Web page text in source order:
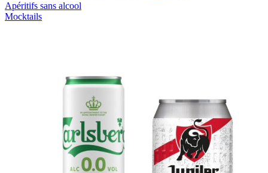
Apéritifs sans alcool
Mocktails